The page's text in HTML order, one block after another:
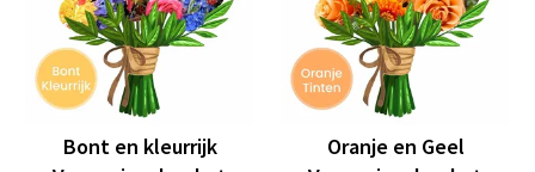
Bont en kleurrijk
Oranje en Geel